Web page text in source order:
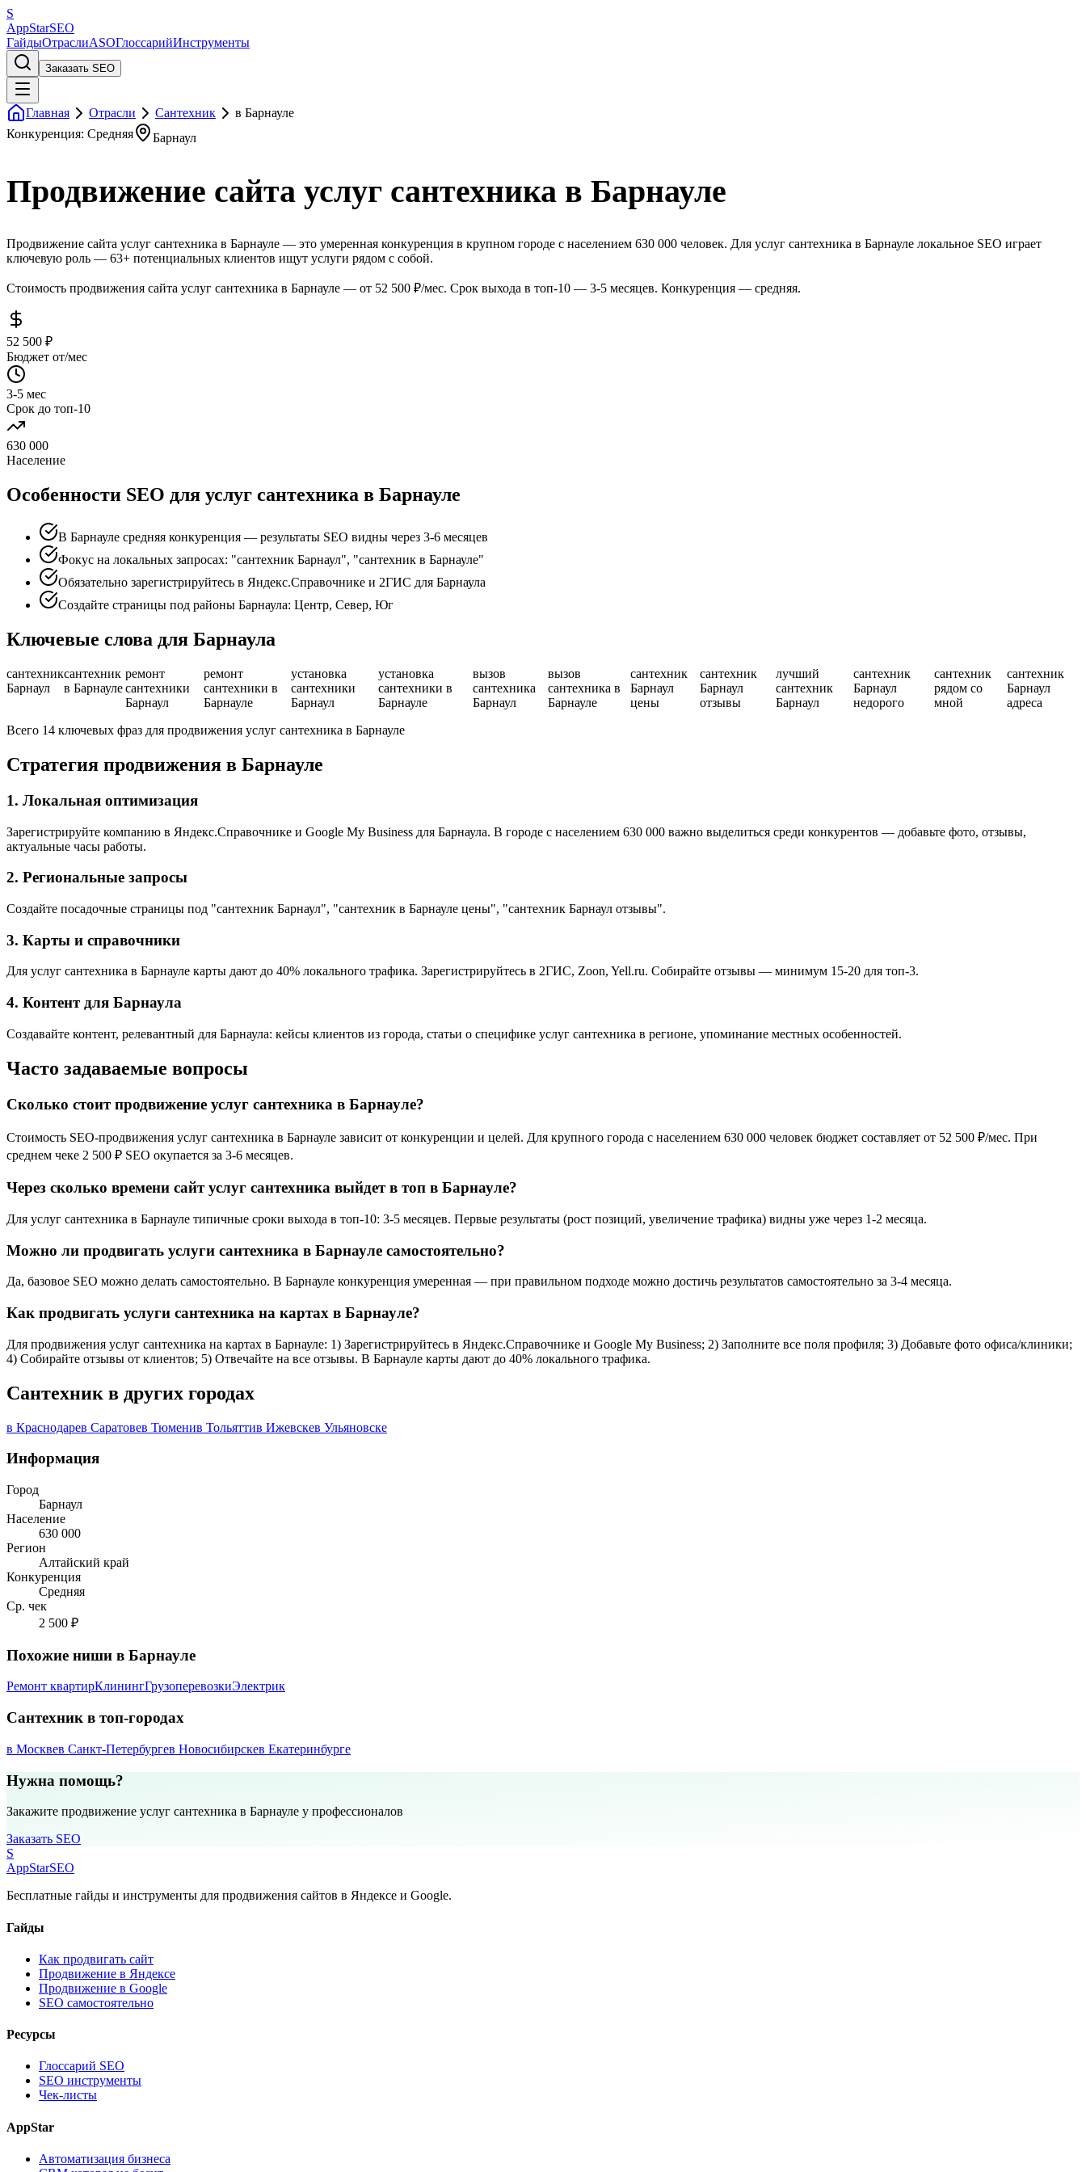
S
AppStarSEO
ГайдыОтраслиASOГлоссарийИнструменты
Заказать SEO
Главная Отрасли Сантехник
в Барнауле
Конкуренция: Средняя
Барнаул
Продвижение сайта услуг сантехника в Барнауле
Продвижение сайта услуг сантехника в Барнауле — это умеренная конкуренция в крупном городе с населением 630 000 человек. Для услуг сантехника в Барнауле локальное SEO играет
ключевую роль — 63+ потенциальных клиентов ищут услуги рядом с собой.
Стоимость продвижения сайта услуг сантехника в Барнауле — от 52 500 ₽/мес. Срок выхода в топ-10 — 3-5 месяцев. Конкуренция — средняя.
52 500 ₽
Бюджет от/мес
3-5 мес
Срок до топ-10
630 000
Население
Особенности SEO для услуг сантехника в Барнауле
В Барнауле средняя конкуренция — результаты SEO видны через 3-6 месяцев
Фокус на локальных запросах: "сантехник Барнаул", "сантехник в Барнауле"
Обязательно зарегистрируйтесь в Яндекс.Справочнике и 2ГИС для Барнаула
Создайте страницы под районы Барнаула: Центр, Север, Юг
Ключевые слова для Барнаула
сантехник
Барнаул
сантехник
в Барнауле
ремонт
сантехники
Барнаул
ремонт
сантехники в
Барнауле
установка
сантехники
Барнаул
установка
сантехники в
Барнауле
вызов
сантехника
Барнаул
вызов
сантехника в
Барнауле
сантехник
Барнаул
цены
сантехник
Барнаул
отзывы
лучший
сантехник
Барнаул
сантехник
Барнаул
недорого
сантехник
рядом со
мной
сантехник
Барнаул
адреса
Всего 14 ключевых фраз для продвижения услуг сантехника в Барнауле
Стратегия продвижения в Барнауле
1. Локальная оптимизация
Зарегистрируйте компанию в Яндекс.Справочнике и Google My Business для Барнаула. В городе с населением 630 000 важно выделиться среди конкурентов — добавьте фото, отзывы,
актуальные часы работы.
2. Региональные запросы
Создайте посадочные страницы под "сантехник Барнаул", "сантехник в Барнауле цены", "сантехник Барнаул отзывы".
3. Карты и справочники
Для услуг сантехника в Барнауле карты дают до 40% локального трафика. Зарегистрируйтесь в 2ГИС, Zoon, Yell.ru. Собирайте отзывы — минимум 15-20 для топ-3.
4. Контент для Барнаула
Создавайте контент, релевантный для Барнаула: кейсы клиентов из города, статьи о специфике услуг сантехника в регионе, упоминание местных особенностей.
Часто задаваемые вопросы
Сколько стоит продвижение услуг сантехника в Барнауле?
Стоимость SEO-продвижения услуг сантехника в Барнауле зависит от конкуренции и целей. Для крупного города с населением 630 000 человек бюджет составляет от 52 500 ₽/мес. При
среднем чеке 2 500 ₽ SEO окупается за 3-6 месяцев.
Через сколько времени сайт услуг сантехника выйдет в топ в Барнауле?
Для услуг сантехника в Барнауле типичные сроки выхода в топ-10: 3-5 месяцев. Первые результаты (рост позиций, увеличение трафика) видны уже через 1-2 месяца.
Можно ли продвигать услуги сантехника в Барнауле самостоятельно?
Да, базовое SEO можно делать самостоятельно. В Барнауле конкуренция умеренная — при правильном подходе можно достичь результатов самостоятельно за 3-4 месяца.
Как продвигать услуги сантехника на картах в Барнауле?
Для продвижения услуг сантехника на картах в Барнауле: 1) Зарегистрируйтесь в Яндекс.Справочнике и Google My Business; 2) Заполните все поля профиля; 3) Добавьте фото офиса/клиники;
4) Собирайте отзывы от клиентов; 5) Отвечайте на все отзывы. В Барнауле карты дают до 40% локального трафика.
Сантехник в других городах
в Краснодарев Саратовев Тюменив Тольяттив Ижевскев Ульяновске
Информация
Город
Барнаул
Население
630 000
Регион
Алтайский край
Конкуренция
Средняя
Ср. чек
2 500 ₽
Похожие ниши в Барнауле
Ремонт квартирКлинингГрузоперевозкиЭлектрик
Сантехник в топ-городах
в Москвев Санкт-Петербургев Новосибирскев Екатеринбурге
Нужна помощь?
Закажите продвижение услуг сантехника в Барнауле у профессионалов
Заказать SEO
S
AppStarSEO
Бесплатные гайды и инструменты для продвижения сайтов в Яндексе и Google.
Гайды
Как продвигать сайт
Продвижение в Яндексе
Продвижение в Google
SEO самостоятельно
Ресурсы
Глоссарий SEO
SEO инструменты
Чек-листы
AppStar
Автоматизация бизнеса